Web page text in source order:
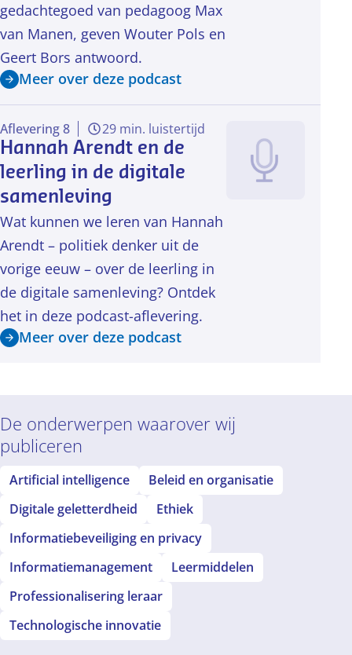
gedachtegoed van pedagoog Max
van Manen, geven Wouter Pols en
Geert Bors antwoord.
Meer over deze podcast
Hannah Arendt en de
leerling in de digitale
samenleving
Wat kunnen we leren van Hannah
Arendt – politiek denker uit de
vorige eeuw – over de leerling in
de digitale samenleving? Ontdek
het in deze podcast-aflevering.
Aflevering 8 29 min. luistertijd
Meer over deze podcast
De onderwerpen waarover wij
publiceren
Artificial intelligence
Beleid en organisatie
Digitale geletterdheid
Ethiek
Informatiebeveiliging en privacy
Informatiemanagement
Leermiddelen
Professionalisering leraar
Technologische innovatie